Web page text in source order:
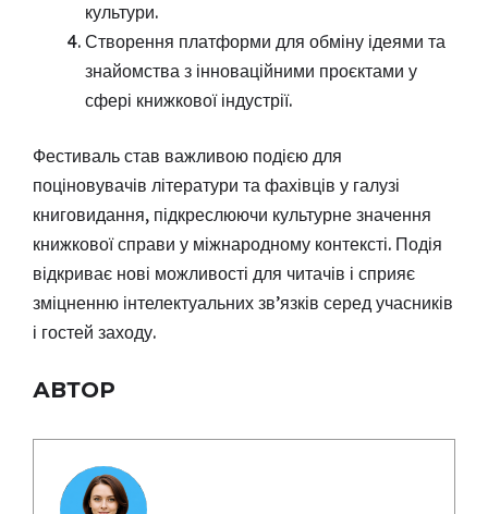
культури.
Створення платформи для обміну ідеями та
знайомства з інноваційними проєктами у
сфері книжкової індустрії.
Фестиваль став важливою подією для
поціновувачів літератури та фахівців у галузі
книговидання, підкреслюючи культурне значення
книжкової справи у міжнародному контексті. Подія
відкриває нові можливості для читачів і сприяє
зміцненню інтелектуальних зв’язків серед учасників
і гостей заходу.
АВТОР